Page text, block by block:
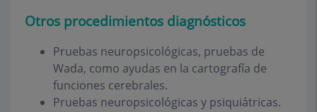
Otros procedimientos diagnósticos
Pruebas neuropsicológicas, pruebas de
Wada, como ayudas en la cartografía de
funciones cerebrales.
Pruebas neuropsicológicas y psiquiátricas.